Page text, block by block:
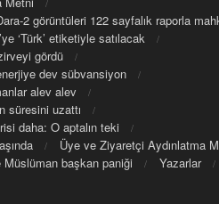
2 görüntüleri 122 sayfalık raporla
‘Türk’ etiketiyle satılacak
gördü
dev sübvansiyon
alev alev
süresini uzattı
daha: O aptalın teki
Üye ve Ziyaretçi Aydınlatma
başkan paniği
Yazarlar